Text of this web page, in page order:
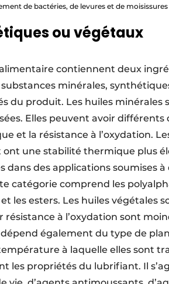
de bactéries, de levures et de moisissures
ou végétaux
contiennent deux
minérales,
du produit. Les huiles minérales
Elles peuvent avoir différents
et la résistance à l’oxydation.
une stabilité thermique plus
dans des applications soumises
catégorie comprend les
les esters. Les huiles végétales
à l’oxydation sont
également du type de
à laquelle elles sont
les propriétés du lubrifiant. Il